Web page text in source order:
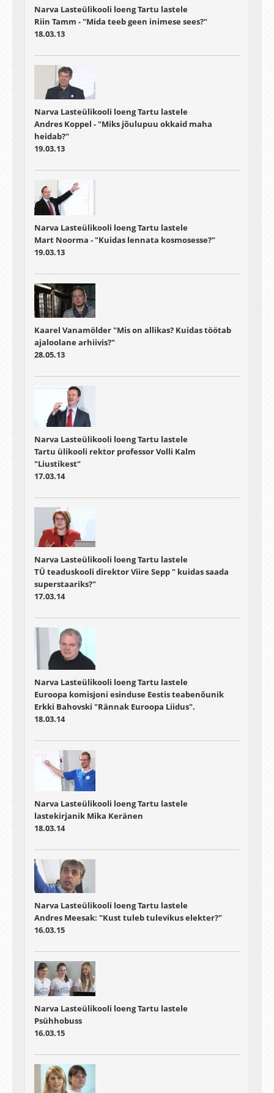
Narva Lasteülikooli loeng Tartu lastele
Riin Tamm - "Mida teeb geen inimese sees?"
18.03.13
Narva Lasteülikooli loeng Tartu lastele
Andres Koppel - "Miks jõulupuu okkaid maha
heidab?"
19.03.13
Narva Lasteülikooli loeng Tartu lastele
Mart Noorma - "Kuidas lennata kosmosesse?"
19.03.13
Kaarel Vanamölder "Mis on allikas? Kuidas töötab
ajaloolane arhiivis?"
28.05.13
Narva Lasteülikooli loeng Tartu lastele
Tartu ülikooli rektor professor Volli Kalm
"Liustikest"
17.03.14
Narva Lasteülikooli loeng Tartu lastele
TÜ teaduskooli direktor Viire Sepp " kuidas saada
superstaariks?"
17.03.14
Narva Lasteülikooli loeng Tartu lastele
Euroopa komisjoni esinduse Eestis teabenõunik
Erkki Bahovski "Rännak Euroopa Liidus".
18.03.14
Narva Lasteülikooli loeng Tartu lastele
lastekirjanik Mika Keränen
18.03.14
Narva Lasteülikooli loeng Tartu lastele
Andres Meesak: "Kust tuleb tulevikus elekter?"
16.03.15
Narva Lasteülikooli loeng Tartu lastele
Psühhobuss
16.03.15